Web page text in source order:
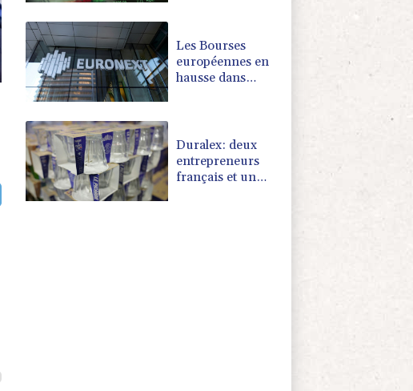
Les Bourses
européennes en
hausse dans
américain
Duralex: deux
entrepreneurs
français et un